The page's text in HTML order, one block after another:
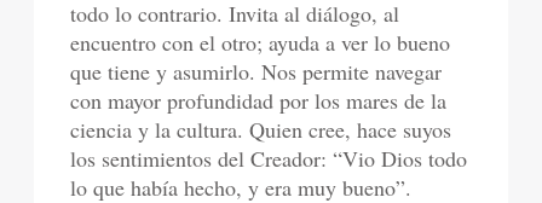
todo lo contrario. Invita al diálogo, al
encuentro con el otro; ayuda a ver lo bueno
que tiene y asumirlo. Nos permite navegar
con mayor profundidad por los mares de la
ciencia y la cultura. Quien cree, hace suyos
los sentimientos del Creador: “Vio Dios todo
lo que había hecho, y era muy bueno”.